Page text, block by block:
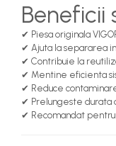
Beneficii
✔ Piesa originala
✔ Ajuta la separarea
✔ Contribuie la
✔ Mentine eficienta
✔ Reduce
✔ Prelungeste durata
✔ Recomandat